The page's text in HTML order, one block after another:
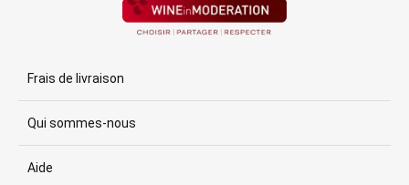
Frais de livraison
Qui sommes-nous
Aide